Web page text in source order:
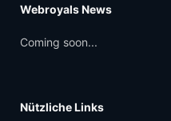
Webroyals News
Coming soon...
Nützliche Links